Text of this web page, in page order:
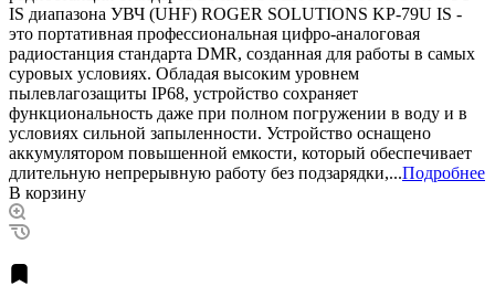
IS диапазона УВЧ (UHF) ROGER SOLUTIONS KP-79U IS -
это портативная профессиональная цифро-аналоговая
радиостанция стандарта DMR, созданная для работы в самых
суровых условиях. Обладая высоким уровнем
пылевлагозащиты IP68, устройство сохраняет
функциональность даже при полном погружении в воду и в
условиях сильной запыленности. Устройство оснащено
аккумулятором повышенной емкости, который обеспечивает
длительную непрерывную работу без подзарядки,...Подробнее
В корзину